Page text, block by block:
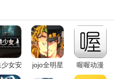
种忍术技能，根据不同的敌
进行战斗。
的道具和资源有很大作用，
升战斗力和生存能力。
少女安
版
jojo全明星
喔喔动漫